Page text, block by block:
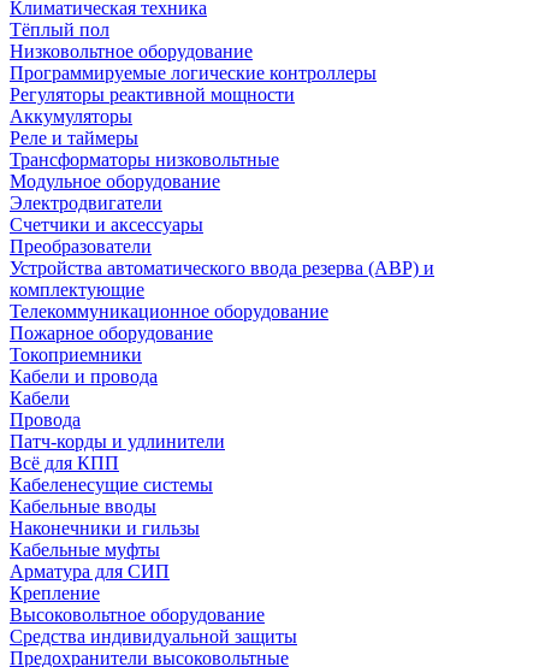
Климатическая техника
Тёплый пол
Низковольтное оборудование
Программируемые логические контроллеры
Регуляторы реактивной мощности
Аккумуляторы
Реле и таймеры
Трансформаторы низковольтные
Модульное оборудование
Электродвигатели
Счетчики и аксессуары
Преобразователи
Устройства автоматического ввода резерва (АВР) и
комплектующие
Телекоммуникационное оборудование
Пожарное оборудование
Токоприемники
Кабели и провода
Кабели
Провода
Патч-корды и удлинители
Всё для КПП
Кабеленесущие системы
Кабельные вводы
Наконечники и гильзы
Кабельные муфты
Арматура для СИП
Крепление
Высоковольтное оборудование
Средства индивидуальной защиты
Предохранители высоковольтные